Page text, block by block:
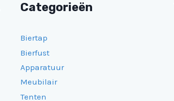
Categorieën
Biertap
Bierfust
Apparatuur
Meubilair
Tenten